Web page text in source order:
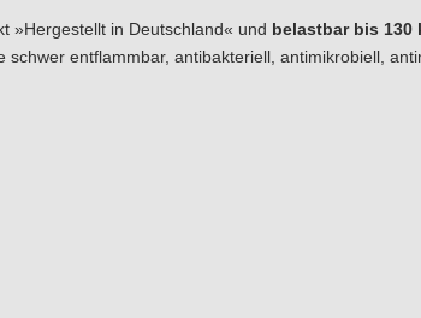
»Hergestellt in Deutschland« und belastbar bis 130
entflammbar, antibakteriell, antimikrobiell,